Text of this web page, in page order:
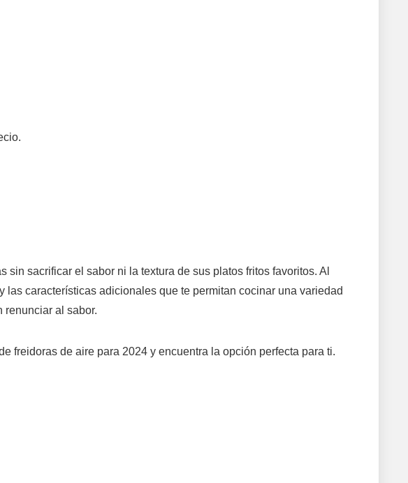
sacrificar el sabor ni la textura de sus platos fritos favoritos. Al
características adicionales que te permitan cocinar una variedad
renunciar al sabor.
freidoras de aire para 2024 y encuentra la opción perfecta para ti.